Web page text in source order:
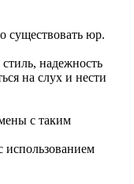
существовать юр.
надежность
на слух и нести
с таким
использованием